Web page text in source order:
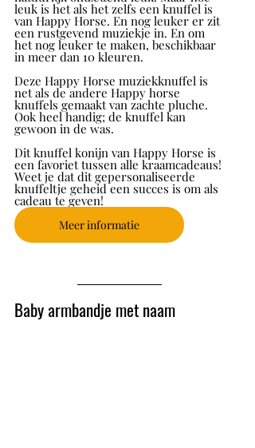
leuk is het als het zelfs een knuffel is
van Happy Horse. En nog leuker er zit
een rustgevend muziekje in. En om
het nog leuker te maken, beschikbaar
in meer dan 10 kleuren.
Deze Happy Horse muziekknuffel is
net als de andere Happy horse
knuffels gemaakt van zachte pluche.
Ook heel handig; de knuffel kan
gewoon in de was.
Dit knuffel konijn van Happy Horse is
een favoriet tussen alle kraamcadeaus!
Weet je dat dit gepersonaliseerde
knuffeltje geheid een succes is om als
cadeau te geven!
Meer informatie
Baby armbandje met naam